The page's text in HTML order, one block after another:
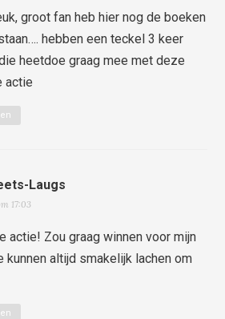
groot fan heb hier nog de boeken
hebben een teckel 3 keer
heetdoe graag mee met deze
actie
Laugs
17:03
actie! Zou graag winnen voor mijn
kunnen altijd smakelijk lachen om